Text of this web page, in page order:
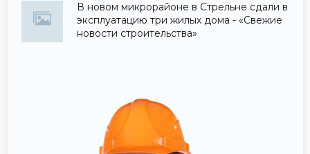
В новом микрорайоне в Стрельне сдали в
эксплуатацию три жилых дома - «Свежие
новости строительства»